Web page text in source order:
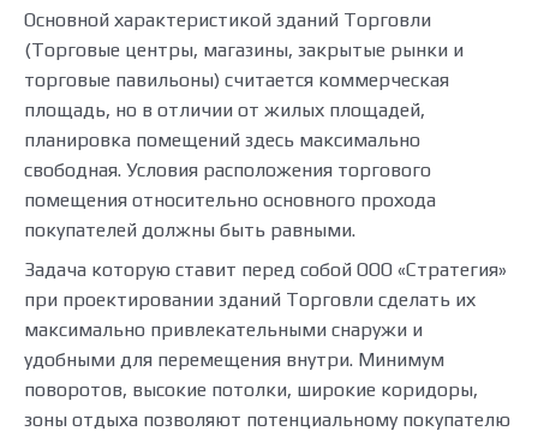
Основной характеристикой зданий Торговли
(Торговые центры, магазины, закрытые рынки и
торговые павильоны) считается коммерческая
площадь, но в отличии от жилых площадей,
планировка помещений здесь максимально
свободная. Условия расположения торгового
помещения относительно основного прохода
покупателей должны быть равными.
Задача которую ставит перед собой ООО «Стратегия»
при проектировании зданий Торговли сделать их
максимально привлекательными снаружи и
удобными для перемещения внутри. Минимум
поворотов, высокие потолки, широкие коридоры,
зоны отдыха позволяют потенциальному покупателю